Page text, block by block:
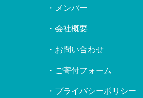
・メンバー
・会社概要
・お問い合わせ
・ご寄付フォーム
・プライバシーポリシー